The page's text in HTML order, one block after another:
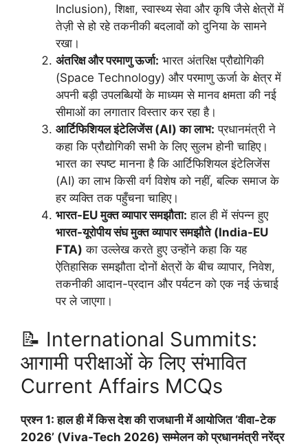
Inclusion), शिक्षा, स्वास्थ्य सेवा और कृषि जैसे क्षेत्रों में
तेज़ी से हो रहे तकनीकी बदलावों को दुनिया के सामने
रखा।
अंतरिक्ष और परमाणु ऊर्जा: भारत अंतरिक्ष प्रौद्योगिकी
(Space Technology) और परमाणु ऊर्जा के क्षेत्र में
अपनी बड़ी उपलब्धियों के माध्यम से मानव क्षमता की नई
सीमाओं का लगातार विस्तार कर रहा है।
आर्टिफिशियल इंटेलिजेंस (AI) का लाभ: प्रधानमंत्री ने
कहा कि प्रौद्योगिकी सभी के लिए सुलभ होनी चाहिए।
भारत का स्पष्ट मानना है कि आर्टिफिशियल इंटेलिजेंस
(AI) का लाभ किसी वर्ग विशेष को नहीं, बल्कि समाज के
हर व्यक्ति तक पहुँचना चाहिए।
भारत-EU मुक्त व्यापार समझौता: हाल ही में संपन्न हुए
भारत-यूरोपीय संघ मुक्त व्यापार समझौते (India-EU
FTA) का उल्लेख करते हुए उन्होंने कहा कि यह
ऐतिहासिक समझौता दोनों क्षेत्रों के बीच व्यापार, निवेश,
तकनीकी आदान-प्रदान और पर्यटन को एक नई ऊंचाई
पर ले जाएगा।
📝 International Summits:
आगामी परीक्षाओं के लिए संभावित
Current Affairs MCQs
प्रश्न 1: हाल ही में किस देश की राजधानी में आयोजित ‘वीवा-टेक
2026’ (Viva-Tech 2026) सम्मेलन को प्रधानमंत्री नरेंद्र